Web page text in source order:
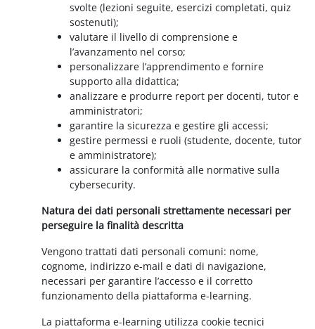
svolte (lezioni seguite, esercizi completati, quiz
sostenuti);
valutare il livello di comprensione e
l’avanzamento nel corso;
personalizzare l’apprendimento e fornire
supporto alla didattica;
analizzare e produrre report per docenti, tutor e
amministratori;
garantire la sicurezza e gestire gli accessi;
gestire permessi e ruoli (studente, docente, tutor
e amministratore);
assicurare la conformità alle normative sulla
cybersecurity.
Natura dei dati personali strettamente necessari per
perseguire la finalità descritta
Vengono trattati dati personali comuni: nome,
cognome, indirizzo e-mail e dati di navigazione,
necessari per garantire l’accesso e il corretto
funzionamento della piattaforma e-learning.
La piattaforma e-learning utilizza cookie tecnici